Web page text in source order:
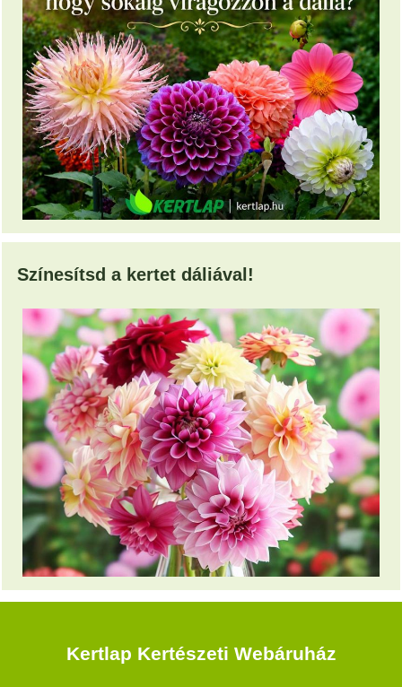
Színesítsd a kertet dáliával!
Kertlap Kertészeti Webáruház